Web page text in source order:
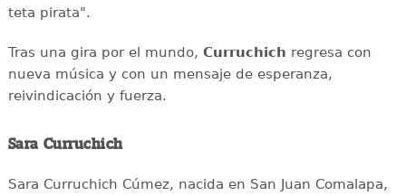
teta pirata".
Tras una gira por el mundo, Curruchich regresa con
nueva música y con un mensaje de esperanza,
reivindicación y fuerza.
Sara Curruchich
Sara Curruchich Cúmez, nacida en San Juan Comalapa,